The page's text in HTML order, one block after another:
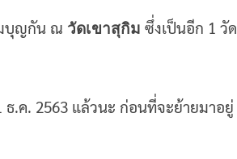
บุญกัน ณ วัดเขาสุกิม ซึ่งเป็นอีก 1 วัด
.ค. 2563 แล้วนะ ก่อนที่จะย้ายมาอยู่